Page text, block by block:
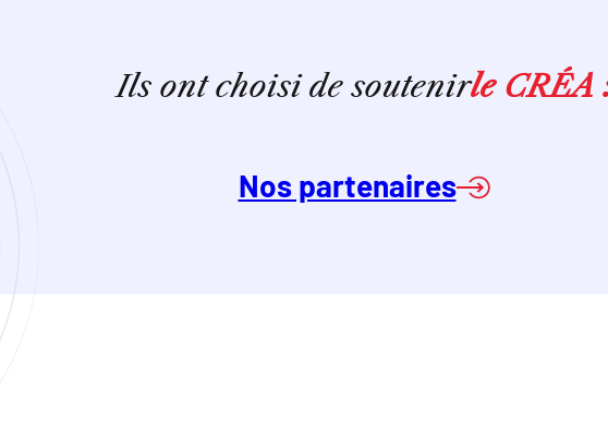
Ils ont choisi de soutenirle CRÉA
Nos partenaires